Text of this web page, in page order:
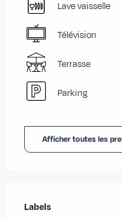
Lave vaisselle
Télévision
Terrasse
Parking
Afficher toutes les
Labels
Labels